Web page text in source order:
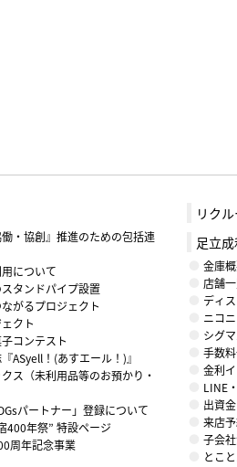
・協創』推進のための包括連
について
タンドパイプ設置
がるプロジェクト
クト
コンテスト
ASyell！(あすエール！)』
ス（未利用品等のお預かり・
パートナー」登録について
400年祭” 特設ページ
周年記念事業
リク
足立
金庫
店舗
ディ
ニコ
シグ
手数
金利
LINE
出資
来店
子会
とこ